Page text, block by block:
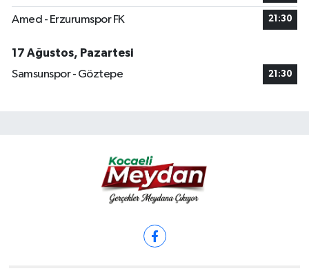
Amed - Erzurumspor FK 21:30
17 Ağustos, Pazartesi
Samsunspor - Göztepe
21:30